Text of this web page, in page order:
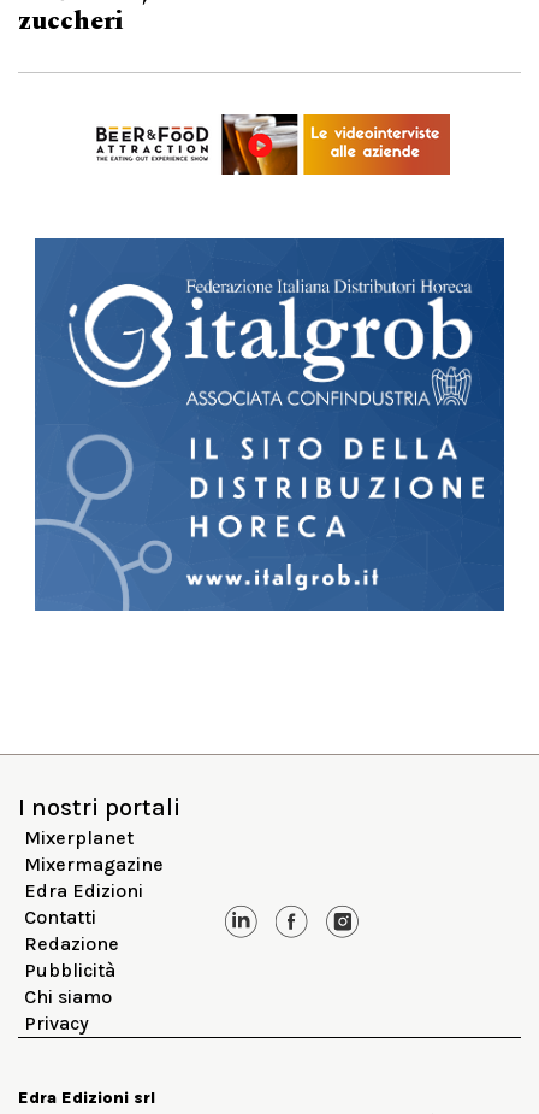
zuccheri
I nostri portali
Mixerplanet
Mixermagazine
Edra Edizioni
Contatti
Redazione
Pubblicità
Chi siamo
Privacy
Edra Edizioni srl